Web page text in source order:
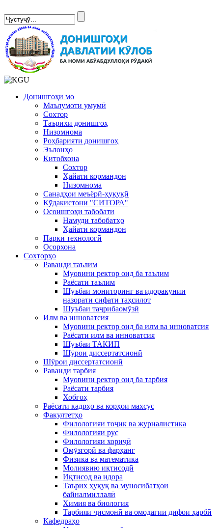
Донишгоҳи мо
Маълумоти умумӣ
Сохтор
Таърихи донишгоҳ
Низомнома
Роҳбарияти донишгоҳ
Эълонҳо
Китобхона
Сохтор
Ҳайати кормандон
Низомнома
Санадҳои меъёрӣ-ҳуқуқӣ
Кӯдакистони "СИТОРА"
Осоишгоҳи табобатӣ
Намуди табобатҳо
Ҳайати кормандон
Парки технологӣ
Осорхона
Сохторҳо
Раванди таълим
Муовини ректор оид ба таълим
Раёсати таълим
Шуъбаи мониторинг ва идоракунии
назорати сифати таҳсилот
Шуъбаи таҷрибаомӯзӣ
Илм ва инноватсия
Муовини ректор оид ба илм ва инноватсия
Раёсати илм ва инноватсия
Шуъбаи ТАКИП
Шӯрои диссертатсионӣ
Шӯрои диссертатсионӣ
Раванди тарбия
Муовини ректор оид ба тарбия
Раёсати тарбия
Хобгоҳ
Раёсати кадрҳо ва корҳои махсус
Факултетҳо
Филологияи тоҷик ва журналистика
Филологияи рус
Филологияи хориҷӣ
Омӯзгорӣ ва фарҳанг
Физика ва математика
Молиявию иқтисодӣ
Иқтисод ва идора
Таърих ҳуқуқ ва муносибатҳои
байналмиллалӣ
Химия ва биология
Тарбияи ҷисмонӣ ва омодагии дифои ҳарбӣ
Кафедраҳо